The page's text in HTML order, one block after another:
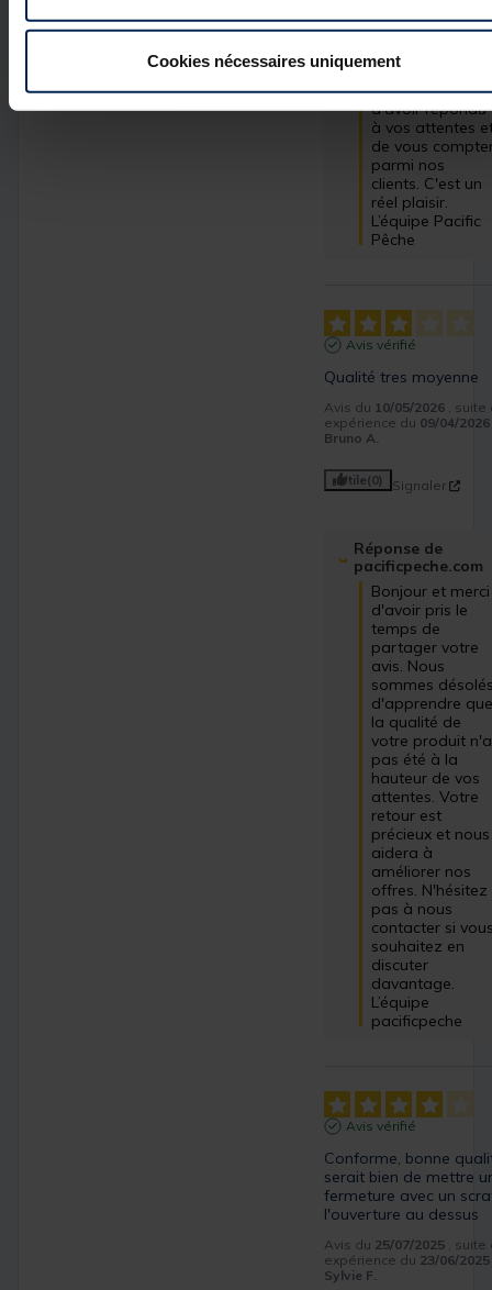
Cookies nécessaires uniquement
remercions pour
votre
commentaire
très positif.
sommes ravis
d'avoir répondu
à vos attentes
de vous
parmi nos
clients. C'est un
réel plaisir.
L’équipe Pacific
Pêche
Avis vérifié
Qualité tres moyenne
Avis du 10/05/2026 , suite
expérience du 09/04/2026
Bruno A.
Utile(0) Signaler
Réponse de
pacificpeche.com
Bonjour et merci
d'avoir pris le
temps de
partager votre
avis. Nous
sommes
d'apprendre
la qualité de
votre produit n'a
pas été à la
hauteur de vos
attentes. Votre
retour est
précieux et nous
aidera à
améliorer nos
offres. N'hésitez
pas à nous
contacter si
souhaitez en
discuter
davantage.
L’équipe
pacificpeche
Avis vérifié
Conforme, bonne
serait bien de mettre
fermeture avec un
l'ouverture au dessus
Avis du 25/07/2025 , suite
expérience du 23/06/2025
Sylvie F.